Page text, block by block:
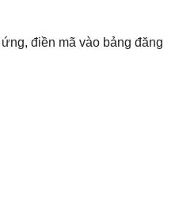
điền mã vào bảng đăng